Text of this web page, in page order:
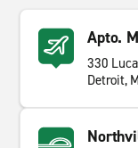
Apto.
330
Detroit,